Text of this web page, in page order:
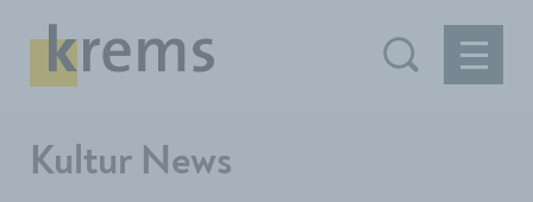
Kultur News